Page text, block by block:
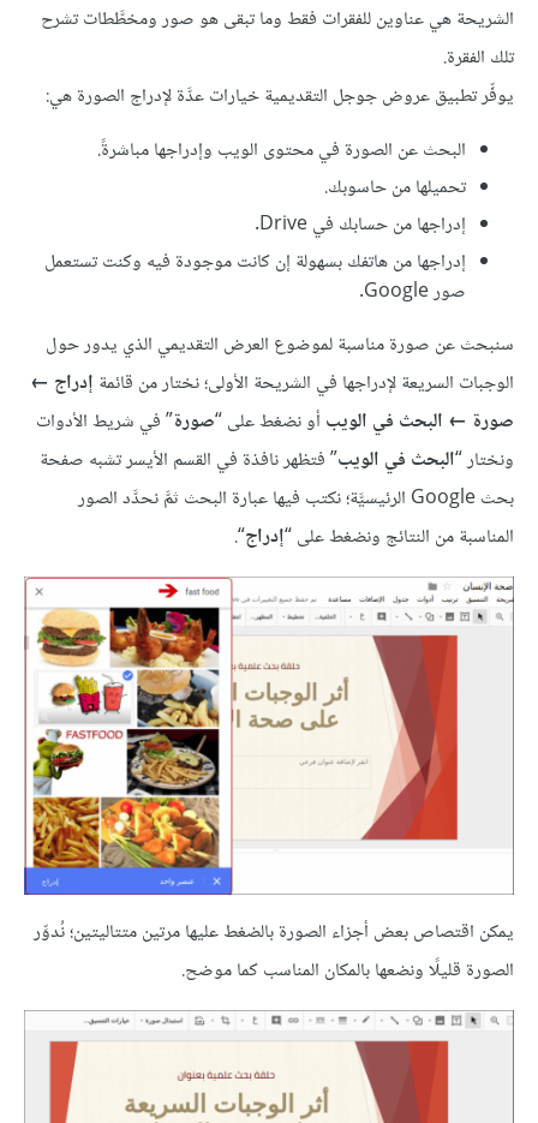
الشريحة هي عناوين للفقرات فقط وما تبقى هو صور ومخطَّطات تشرح
تلك الفقرة.
يوفِّر تطبيق عروض جوجل التقديمية خيارات عدَّة لإدراج الصورة هي:
البحث عن الصورة في محتوى الويب وإدراجها مباشرةً.
تحميلها من حاسوبك.
إدراجها من حسابك في Drive.
إدراجها من هاتفك بسهولة إن كانت موجودة فيه وكنت تستعمل
صور Google.
سنبحث عن صورة مناسبة لموضوع العرض التقديمي الذي يدور حول
الوجبات السريعة لإدراجها في الشريحة الأولى؛ نختار من قائمة إدراج ←
صورة ← البحث في الويب أو نضغط على “صورة” في شريط الأدوات
ونختار “البحث في الويب” فتظهر نافذة في القسم الأيسر تشبه صفحة
بحث Google الرئيسيَّة؛ نكتب فيها عبارة البحث ثمَّ نحدَّد الصور
المناسبة من النتائج ونضغط على “إدراج“.
يمكن اقتصاص بعض أجزاء الصورة بالضغط عليها مرتين متتاليتين؛ نُدوِّر
الصورة قليلًا ونضعها بالمكان المناسب كما موضح.